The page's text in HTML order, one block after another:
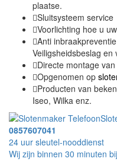
plaatse.
Sluitsysteem service
Voorlichting hoe u
Anti
Veiligsheidsbeslag en
Directe montage
Opgenomen op
Producten van
Iseo, Wilka enz.
0857607041
24 uur sleutel-nooddienst
Wij zijn binnen 30 minuten